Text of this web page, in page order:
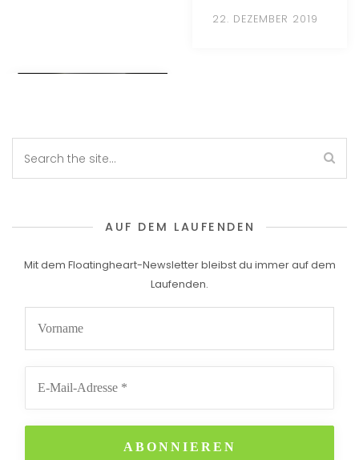
22. DEZEMBER 2019
AUF DEM LAUFENDEN
Mit dem Floatingheart-Newsletter bleibst du immer auf dem
Laufenden.